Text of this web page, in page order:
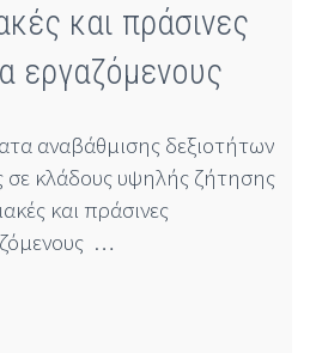
και πράσινες
εργαζόμενους
αναβάθμισης δεξιοτήτων
σε κλάδους υψηλής ζήτησης
και πράσινες
…